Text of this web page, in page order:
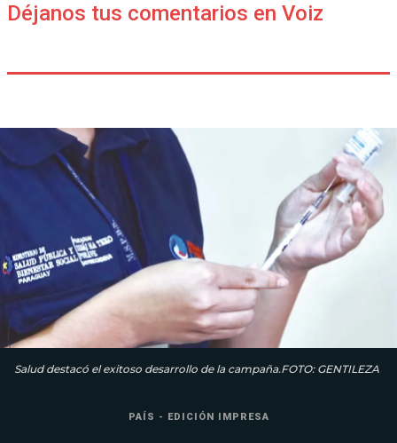
Déjanos tus comentarios en Voiz
Salud destacó el exitoso desarrollo de la campaña.FOTO: GENTILEZA
PAÍS - EDICIÓN IMPRESA